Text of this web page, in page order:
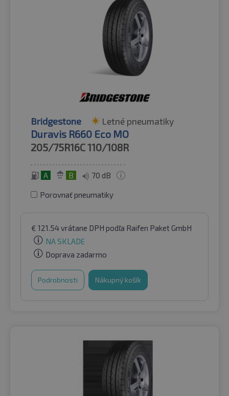
Bridgestone Letné pneumatiky
Duravis R660 Eco MO
205/75R16C110/108R
A B 70 dB
Porovnať pneumatiky
€ 121.54vrátane DPH podľa Raifen Paket GmbH
NA SKLADE
Doprava zadarmo
Podrobnosti Nákupný košík